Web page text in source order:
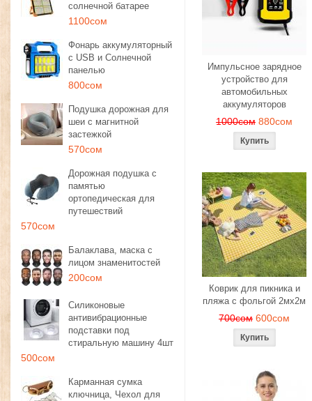
солнечной батарее
1100сом
Фонарь аккумуляторный
с USB и Солнечной
панелью
800сом
Подушка дорожная для
шеи с магнитной
застежкой
570сом
Дорожная подушка с
памятью
ортопедическая для
путешествий
570сом
Балаклава, маска с
лицом знаменитостей
200сом
Силиконовые
антивибрационные
подставки под
стиральную машину 4шт
500сом
Карманная сумка
ключница, Чехол для
Импульсное зарядное
устройство для
автомобильных
аккумуляторов
1000сом 880сом
Коврик для пикника и
пляжа с фольгой 2мх2м
700сом 600сом